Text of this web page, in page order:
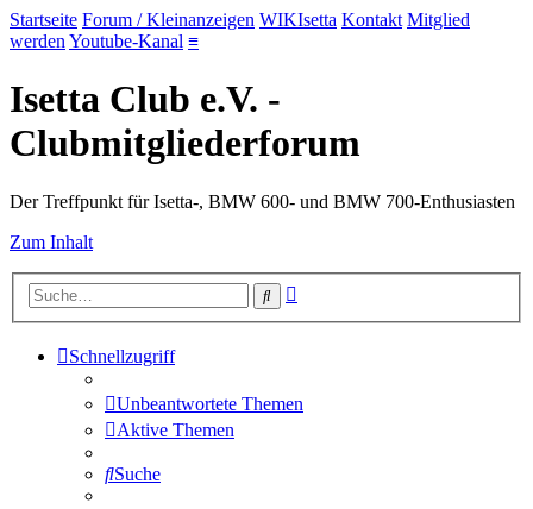
Startseite Forum / Kleinanzeigen WIKIsetta Kontakt Mitglied
werden Youtube-Kanal ≡
Isetta Club e.V. -
Clubmitgliederforum
Der Treffpunkt für Isetta-, BMW 600- und BMW 700-Enthusiasten
Zum Inhalt
Suche
Schnellzugriff
Unbeantwortete Themen
Aktive Themen
Suche